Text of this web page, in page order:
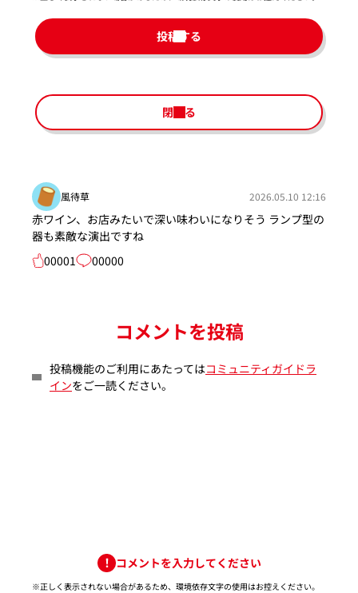
投稿する
閉じる
風待草 2026.05.10 12:16
赤ワイン、お店みたいで深い味わいになりそう ランプ型の
器も素敵な演出ですね
00001
00000
コメントを投稿
投稿機能のご利用にあたってはコミュニティガイドラ
インをご一読ください。
コメントを入力してください
※正しく表示されない場合があるため、環境依存文字の使用はお控えください。​